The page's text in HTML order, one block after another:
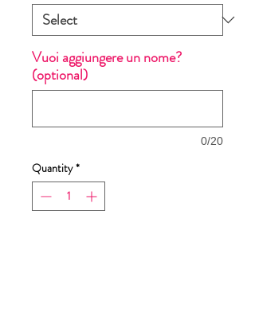
Vuoi aggiungere un nome?
(optional)
0/20
Quantity *